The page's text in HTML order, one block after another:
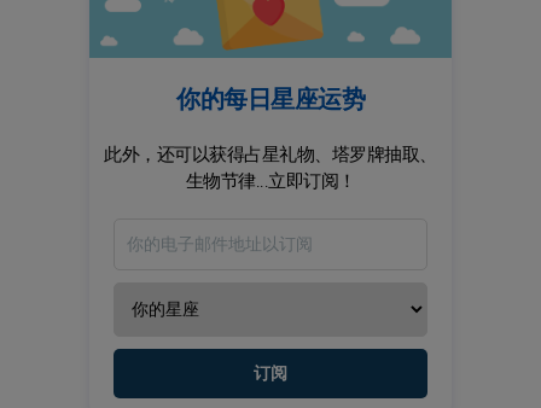
你的每日星座运势
此外，还可以获得占星礼物、塔罗牌抽取、
生物节律...立即订阅！
订阅